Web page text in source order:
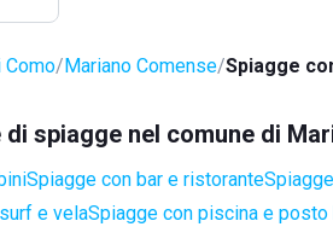
Como Mariano Comense Spiagge
spiagge nel comune di
Spiagge con bar e ristorante
e velaSpiagge con piscina e posto